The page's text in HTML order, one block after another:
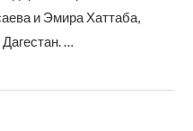
и Эмира Хаттаба,
…